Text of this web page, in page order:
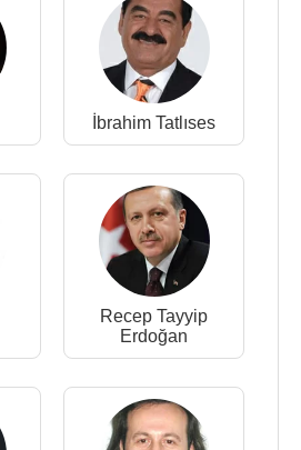
İbrahim Tatlıses
Recep Tayyip
Erdoğan